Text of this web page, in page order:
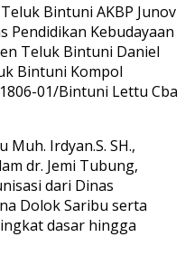
Bintuni AKBP Junov
Pendidikan Kebudayaan
Teluk Bintuni Daniel
Bintuni Kompol
01/Bintuni Lettu Cba
Irdyan.S. SH.,
dr. Jemi Tubung,
dari Dinas
Dolok Saribu serta
dasar hingga